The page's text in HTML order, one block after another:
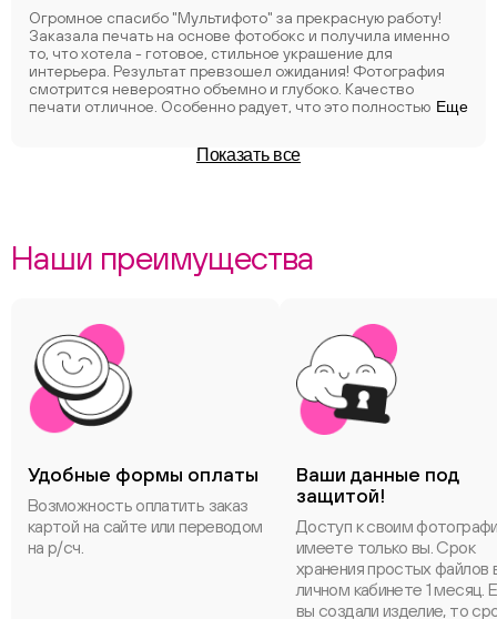
Огромное спасибо "Мультифото" за прекрасную работу!
Заказала печать на основе фотобокс и получила именно
то, что хотела - готовое, стильное украшение для
интерьера. Результат превзошел ожидания! Фотография
смотрится невероятно объемно и глубоко. Качество
печати отличное. Особенно радует, что это полностью
Еще
Показать все
Наши преимущества
Удобные формы оплаты
Возможность оплатить заказ
картой на сайте или переводом
на р/сч.
Ваши данные под
защитой!
Доступ к своим
имеете только вы. Срок
хранения простых файлов
личном кабинете 1 месяц.
вы создали изделие, то